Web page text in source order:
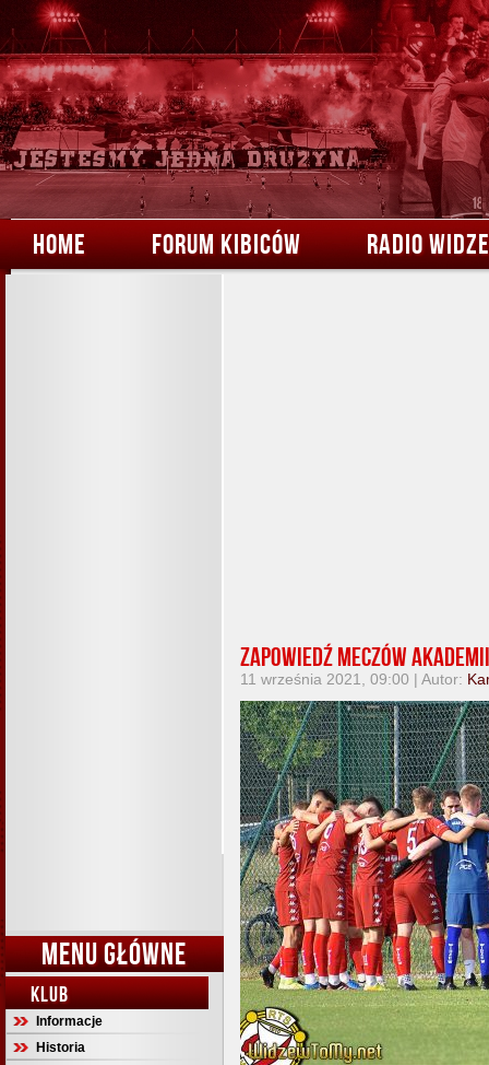
HOME FORUM KIBICÓW RADIO
MENU GŁÓWNE
KLUB
Informacje
Historia
Zapowiedź meczów
11 września 2021, 09:00 | Autor: